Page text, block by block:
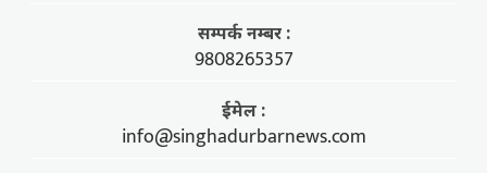
सम्पर्क नम्बर :
9808265357
ईमेल :
info@singhadurbarnews.com